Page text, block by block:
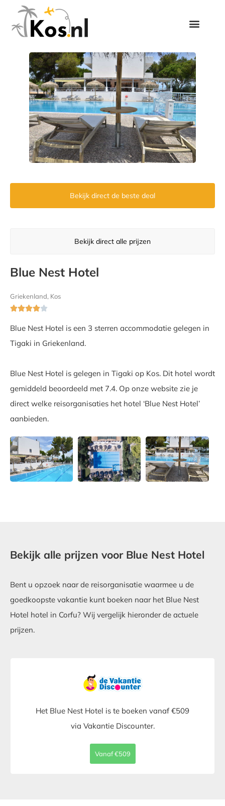
Bekijk direct de beste deal
Bekijk direct alle prijzen
Blue Nest Hotel
Griekenland, Kos

Blue Nest Hotel is een 3 sterren accommodatie gelegen in
Tigaki in Griekenland.
Blue Nest Hotel is gelegen in Tigaki op Kos. Dit hotel wordt
gemiddeld beoordeeld met 7.4. Op onze website zie je
direct welke reisorganisaties het hotel ‘Blue Nest Hotel’
aanbieden.
Bekijk alle prijzen voor Blue Nest Hotel
Bent u opzoek naar de reisorganisatie waarmee u de
goedkoopste vakantie kunt boeken naar het Blue Nest
Hotel hotel in Corfu? Wij vergelijk hieronder de actuele
prijzen.
Het Blue Nest Hotel is te boeken vanaf €509
via Vakantie Discounter.
Vanaf €509